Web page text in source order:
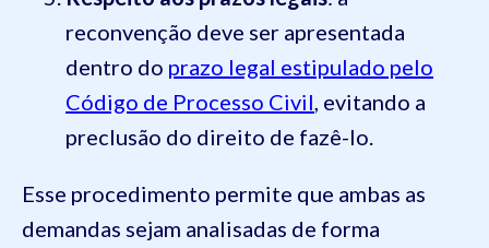
reconvenção deve ser apresentada
dentro do prazo legal estipulado pelo
Código de Processo Civil , evitando a
preclusão do direito de fazê-lo.
Esse procedimento permite que ambas as
demandas sejam analisadas de forma